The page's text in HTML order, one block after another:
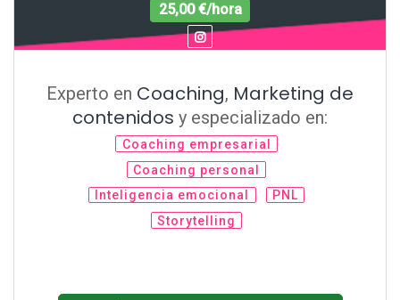
25,00 €/hora
Experto en Coaching, Marketing de
contenidos y especializado en:
Coaching empresarial
Coaching personal
Inteligencia emocional
PNL
Storytelling